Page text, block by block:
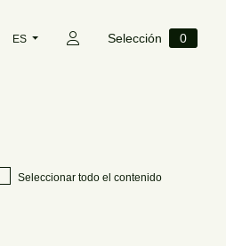
ES Selección 0
Seleccionar todo el contenido